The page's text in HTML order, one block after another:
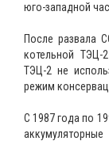
юго-западной
После развала
котельной ТЭЦ-
ТЭЦ-2 не
режим
С 1987 года по